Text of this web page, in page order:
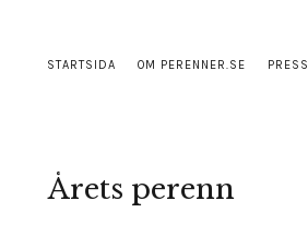
STARTSIDA OM PERENNER.SE PRESS
Årets perenn